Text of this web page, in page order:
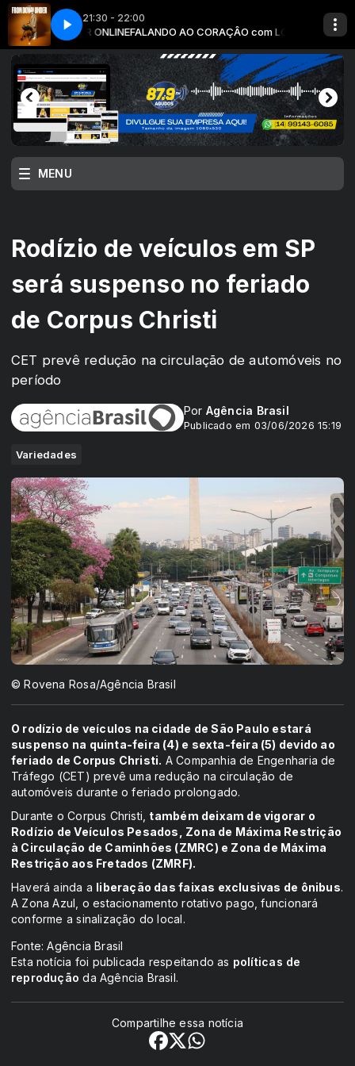
21:30 - 22:00
LOCUTOR ONLINEFALANDO AO CORAÇÂO com LOCUTOR ONLINE
Cyril - The Power Of Love
ONLINE PLANETA HITS com LOCUTOR ONLINE
MENU
Rodízio de veículos em SP
será suspenso no feriado
de Corpus Christi
CET prevê redução na circulação de automóveis no
período
Por Agência Brasil
Publicado em 03/06/2026 15:19
Variedades
© Rovena Rosa/Agência Brasil
O rodízio de veículos na cidade de São Paulo estará
suspenso na quinta-feira (4) e sexta-feira (5) devido ao
feriado de Corpus Christi. A Companhia de Engenharia de
Tráfego (CET) prevê uma redução na circulação de
automóveis durante o feriado prolongado.
Durante o Corpus Christi, também deixam de vigorar o
Rodízio de Veículos Pesados, Zona de Máxima Restrição
à Circulação de Caminhões (ZMRC) e Zona de Máxima
Restrição aos Fretados (ZMRF).
Haverá ainda a liberação das faixas exclusivas de ônibus.
A Zona Azul, o estacionamento rotativo pago, funcionará
conforme a sinalização do local.
Fonte: Agência Brasil
Esta notícia foi publicada respeitando as políticas de
reprodução da Agência Brasil.
Compartilhe essa notícia